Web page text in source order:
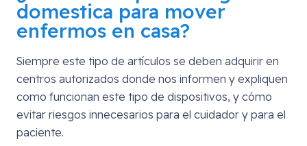
domestica para mover
enfermos en casa?
Siempre este tipo de artículos se deben adquirir en
centros autorizados donde nos informen y expliquen
como funcionan este tipo de dispositivos, y cómo
evitar riesgos innecesarios para el cuidador y para el
paciente.